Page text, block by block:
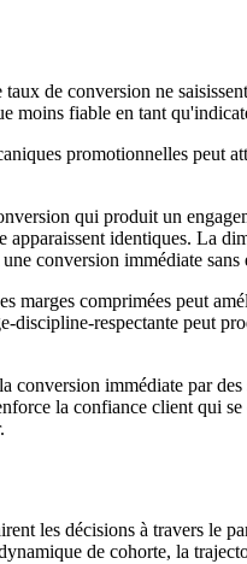
de conversion ne
moins fiable en tant
promotionnelles peut
qui produit un
apparaissent identiques. La
conversion immédiate sans
marges comprimées peut
discipline-respectante peut
immédiate par des
la confiance client qui
les décisions à travers le
de cohorte, la